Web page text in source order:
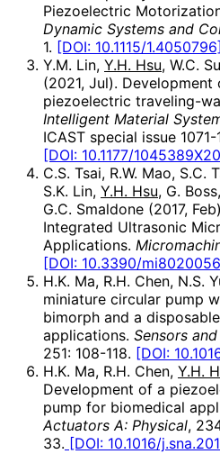
Piezoelectric
Dynamic Systems and
1. [DOI: 10.1115/1.4050796]
Y.M. Lin, Y.H. Hsu, W.C.
(2021, Jul).
piezoelectric traveling-
Intelligent Material
ICAST special issue 1071-
[DOI: 10.1177/
C.S. Tsai, R.W. Mao, S.C.
S.K. Lin, Y.H. Hsu, G.
G.C. Smaldone (2017,
Integrated Ultrasonic
Applications.
[DOI: 10.3390/
H.K. Ma, R.H. Chen, N.S.
miniature circular pump
bimorph and a
applications. Sensors
251: 108-118. [DOI:
H.K. Ma, R.H. Chen, Y.H.
Development of a
pump for biomedical
Actuators A: Physical,
33. [DOI: 10.1016/